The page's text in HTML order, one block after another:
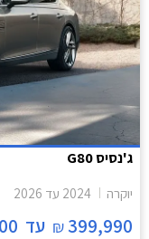
ג'נסיס G80
יוקרה 2024 עד 2026
399,990
₪ עד